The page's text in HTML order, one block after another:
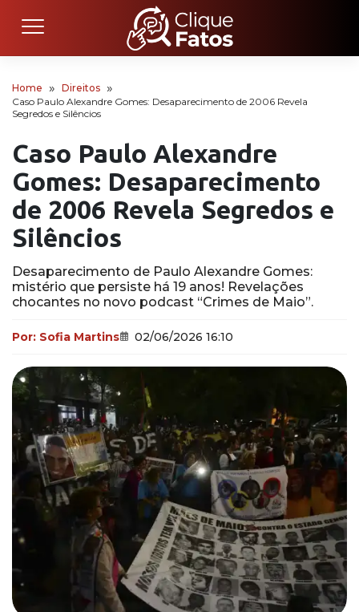
Home
Direitos
Caso Paulo Alexandre Gomes: Desaparecimento de 2006 Revela
Segredos e Silêncios
Caso Paulo Alexandre
Gomes: Desaparecimento
de 2006 Revela Segredos e
Silêncios
Desaparecimento de Paulo Alexandre Gomes:
mistério que persiste há 19 anos! Revelações
chocantes no novo podcast “Crimes de Maio”.
Por: Sofia Martins 02/06/2026 16:10